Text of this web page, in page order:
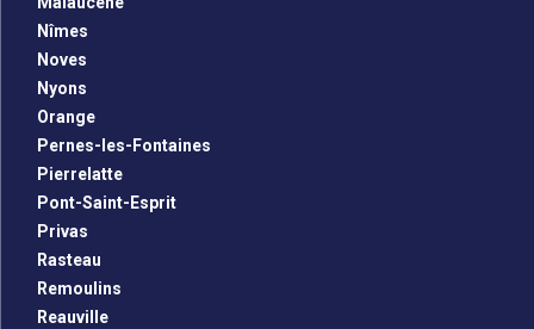
Nîmes
Noves
Nyons
Orange
Pernes-les-Fontaines
Pierrelatte
Pont-Saint-Esprit
Privas
Rasteau
Remoulins
Reauville